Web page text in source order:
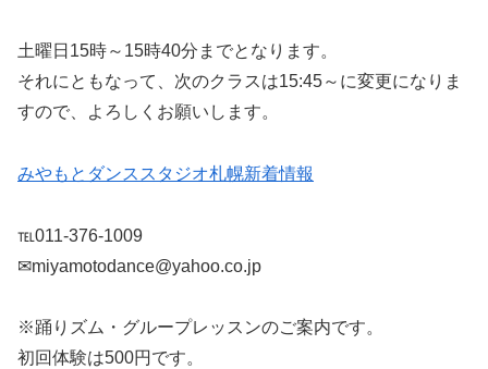
土曜日15時～15時40分までとなります。
それにともなって、次のクラスは15:45～に変更になりま
すので、よろしくお願いします。
みやもとダンススタジオ札幌新着情報
℡011-376-1009
✉miyamotodance@yahoo.co.jp
※踊りズム・グループレッスンのご案内です。
初回体験は500円です。